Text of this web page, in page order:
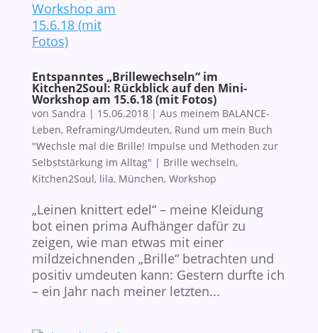
Entspanntes „Brillewechseln“ im
Kitchen2Soul: Rückblick auf den Mini-
Workshop am 15.6.18 (mit Fotos)
von Sandra | 15.06.2018| Aus meinem BALANCE-
Leben, Reframing/Umdeuten, Rund um mein Buch
"Wechsle mal die Brille! Impulse und Methoden zur
Selbststärkung im Alltag" | Brille wechseln,
Kitchen2Soul, lila, München, Workshop
„Leinen knittert edel“ – meine Kleidung
bot einen prima Aufhänger dafür zu
zeigen, wie man etwas mit einer
mildzeichnenden „Brille“ betrachten und
positiv umdeuten kann: Gestern durfte ich
– ein Jahr nach meiner letzten...